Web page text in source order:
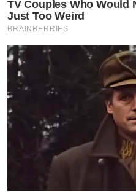
TV Couples Who Would
Just Too Weird
BRAINBERRIES